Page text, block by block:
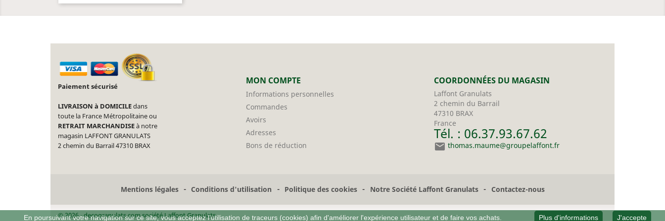
Paiement sécurisé
LIVRAISON à DOMICILEdans
toute la France Métropolitaine ou
RETRAIT MARCHANDISEà notre
magasin LAFFONT GRANULATS
2 chemin du Barrail 47310 BRAX
MON COMPTE
Informations personnelles
Commandes
Avoirs
Adresses
Bons de réduction
COORDONNÉES DU MAGASIN
Laffont Granulats
2 chemin du Barrail
47310 BRAX
France
Tél. : 06.37.93.67.62
 thomas.maume@groupelaffont.fr
Mentions légales - Conditions d'utilisation - Politique des cookies - Notre Société Laffont Granulats - Contactez-nous
En poursuivant votre navigation sur ce site, vous acceptez l'utilisation de traceurs (cookies) afin d'améliorer l'expérience utilisateur et de faire vos achats. Plus d'informations J'accepte
© 2026 - decogranulats.com société Laffont Granulats